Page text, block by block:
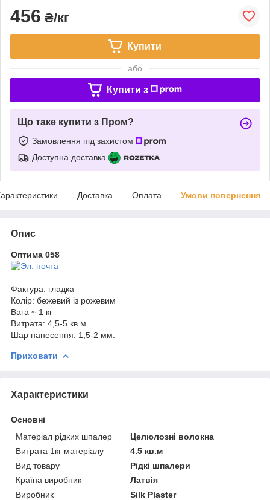
456 ₴/кг
Купити
або
Купити з
Що таке купити з Пром?
Замовлення під захистом
Доступна доставка
Доставка Оплата Умови повернення
Опис
Оптима 058
Фактура: гладка
Колір: бежевий із рожевим
Вага ~ 1 кг
Витрата: 4,5-5 кв.м.
Шар нанесення: 1,5-2 мм.
Приховати
Характеристики
Основні
Матеріал рідких шпалер
Целюлозні волокна
Витрата 1кг матеріалу
4.5 кв.м
Вид товару
Рідкі шпалери
Країна виробник
Латвія
Виробник
Silk Plaster